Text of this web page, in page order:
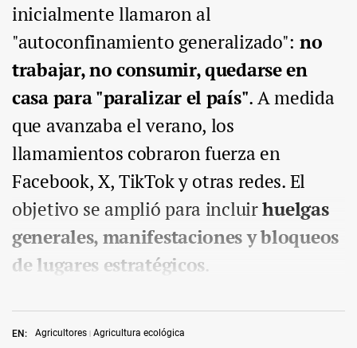
EN: Agricultores Agricultura ecológica
inicialmente llamaron al
"autoconfinamiento generalizado": no
trabajar, no consumir, quedarse en
casa para "paralizar el país". A medida
que avanzaba el verano, los
llamamientos cobraron fuerza en
Facebook, X, TikTok y otras redes. El
objetivo se amplió para incluirhuelgas
generales, manifestaciones y bloqueos
de lugares estratégicos.